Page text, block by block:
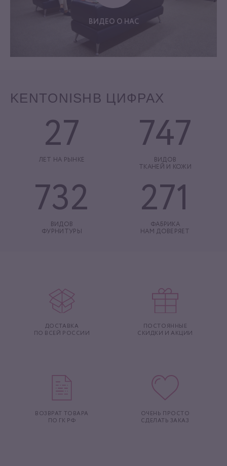
ВИДЕО О НАС
KENTONISH В ЦИФРАХ
27
ЛЕТ НА РЫНКЕ
747
ВИДОВ
ТКАНЕЙ И КОЖИ
732
ВИДОВ
ФУРНИТУРЫ
271
ФАБРИКА
НАМ ДОВЕРЯЕТ
ДОСТАВКА
ПО ВСЕЙ РОССИИ
ПОСТОЯННЫЕ
СКИДКИ И АКЦИИ
ВОЗВРАТ ТОВАРА
ПО ГК РФ
ОЧЕНЬ ПРОСТО
СДЕЛАТЬ ЗАКАЗ